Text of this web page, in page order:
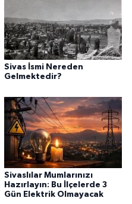
Sivas İsmi Nereden
Gelmektedir?
Sivaslılar Mumlarınızı
Hazırlayın: Bu İlçelerde 3
Gün Elektrik Olmayacak